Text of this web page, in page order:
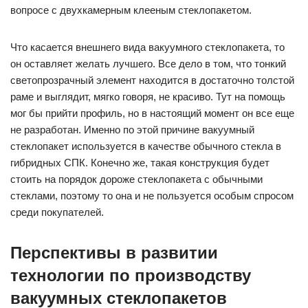
вопросе с двухкамерным клееным стеклопакетом.
Что касается внешнего вида вакуумного стеклопакета, то
он оставляет желать лучшего. Все дело в том, что тонкий
светопрозрачный элемент находится в достаточно толстой
раме и выглядит, мягко говоря, не красиво. Тут на помощь
мог бы прийти профиль, но в настоящий момент он все еще
не разработан. Именно по этой причине вакуумный
стеклопакет используется в качестве обычного стекла в
гибридных СПК. Конечно же, такая конструкция будет
стоить на порядок дороже стеклопакета с обычными
стеклами, поэтому то она и не пользуется особым спросом
среди покупателей.
Перспективы в развитии
технологии по производству
вакуумных стеклопакетов